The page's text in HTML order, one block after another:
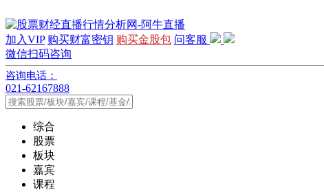
加入VIP 购买财富密钥 购买金股包 问客服
微信扫码咨询
咨询电话：
021-62167888
综合
股票
板块
嘉宾
课程